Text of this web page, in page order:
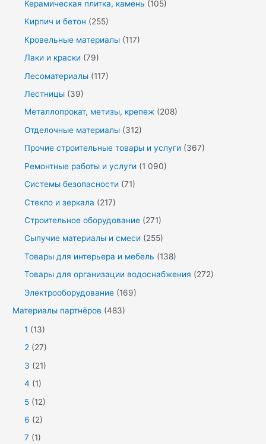
Керамическая плитка, камень (105)
Кирпич и бетон (255)
Кровельные материалы (117)
Лаки и краски (79)
Лесоматериалы (117)
Лестницы (39)
Металлопрокат, метизы, крепеж (208)
Отделочные материалы (312)
Прочие строительные товары и услуги (367)
Ремонтные работы и услуги (1 090)
Системы безопасности (71)
Стекло и зеркала (217)
Строительное оборудование (271)
Сыпучие материалы и смеси (255)
Товары для интерьера и мебель (138)
Товары для организации водоснабжения (272)
Электрооборудование (169)
Материалы партнёров (483)
1 (13)
2 (27)
3 (21)
4 (1)
5 (12)
6 (2)
7 (1)